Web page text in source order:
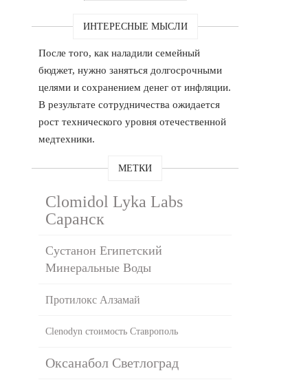
ИНТЕРЕСНЫЕ МЫСЛИ
После того, как наладили семейный
бюджет, нужно заняться долгосрочными
целями и сохранением денег от инфляции.
В результате сотрудничества ожидается
рост технического уровня отечественной
медтехники.
МЕТКИ
Clomidol Lyka Labs
Саранск
Сустанон Египетский
Минеральные Воды
Протилокс Алзамай
Clenodyn стоимость Ставрополь
Оксанабол Светлоград